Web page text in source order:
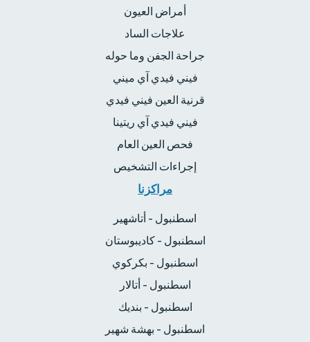
أمراض العيون
علاجات الساد
جراحة الجفن وما حوله
فيني فيدي آي ميني
قرنية العين فيني فيدي
فيني فيدي آي ريتينا
فحص العين العام
إجراءات التشخيص
مراكزنا
اسطنبول - أتاشهير
اسطنبول - كاديبوستان
اسطنبول - بكركوي
اسطنبول - أتالار
اسطنبول - بنديك
اسطنبول - بهشة شهير